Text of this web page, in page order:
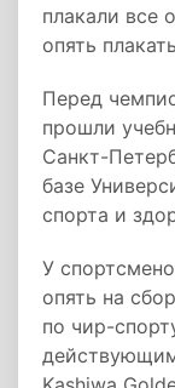
плакали все
опять
Перед
прошли
Санкт-
базе
спорта и
У
опять на
по чир-